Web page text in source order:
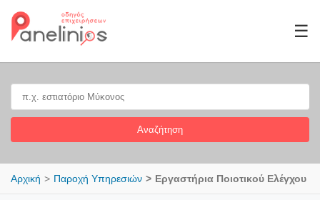
☰
Αναζήτηση
Αρχική Παροχή Υπηρεσιών Εργαστήρια Ποιοτικού Ελέγχου